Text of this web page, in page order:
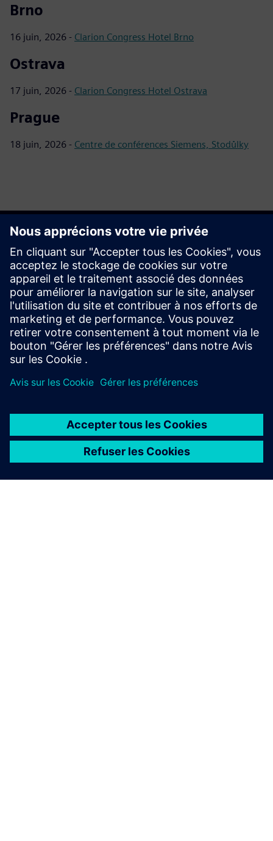
Brno
16 juin, 2026 - Clarion Congress Hotel Brno
Ostrava
17 juin, 2026 - Clarion Congress Hotel Ostrava
Prague
18 juin, 2026 - Centre de conférences Siemens, Stodůlky
Télécharger le matériel
Matériel à télécharger